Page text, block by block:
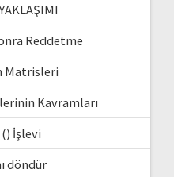
Reddetme
Matrisleri
Kavramları
() İşlevi
döndür